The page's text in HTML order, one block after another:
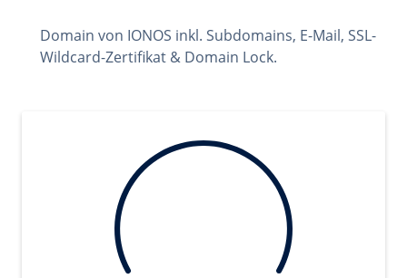
Domain von IONOS inkl. Subdomains, E-Mail, SSL-
Wildcard-Zertifikat & Domain Lock.